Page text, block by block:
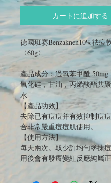
カートに追加する
德國班赛Benzaknen10%祛痘
〈60g〉
產品成分：過氧苯甲酰
氧化硅，甘油，丙烯酸酯共
水
【產品功效】
去除已有痘痘并有效抑制痘
合非常嚴重痘痘肌使用。
【使用方法】
每天兩次。取少許均勻塗抹
用後會有發癢變紅反應純屬正